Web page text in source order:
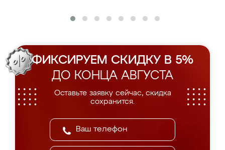
ФИКСИРУЕМ СКИДКУ В 5%
ДО КОНЦА АВГУСТА
Оставьте заявку сейчас, скидка
сохранится.